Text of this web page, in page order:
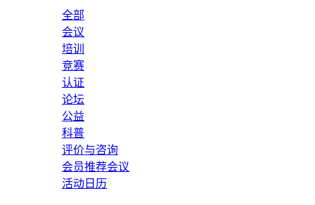
全部
会议
培训
竞赛
认证
论坛
公益
科普
评价与咨询
会员推荐会议
活动日历